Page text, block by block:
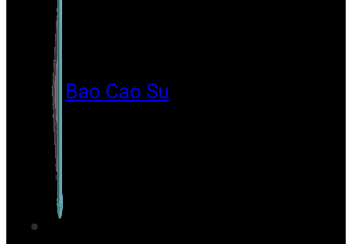
Bao Cao Su